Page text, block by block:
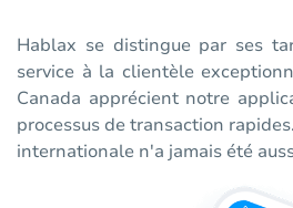
Hablax se distingue par ses
service à la clientèle
Canada apprécient notre
processus de transaction
internationale n'a jamais été